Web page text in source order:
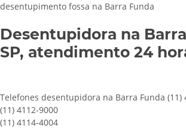
desentupimento fossa na Barra Funda
Desentupidora na
SP, atendimento 24
Telefones desentupidora na Barra Funda (11)
(11) 4112-9000
(11) 4114-4004